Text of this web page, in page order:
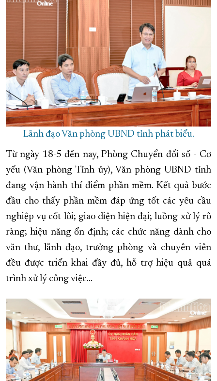
Lãnh đạo Văn phòng UBND tỉnh phát biểu.
Từ ngày 18-5 đến nay, Phòng Chuyển đổi số - Cơ
yếu (Văn phòng Tỉnh ủy), Văn phòng UBND tỉnh
đang vận hành thí điểm phần mềm. Kết quả bước
đầu cho thấy phần mềm đáp ứng tốt các yêu cầu
nghiệp vụ cốt lõi; giao diện hiện đại; luồng xử lý rõ
ràng; hiệu năng ổn định; các chức năng dành cho
văn thư, lãnh đạo, trưởng phòng và chuyên viên
đều được triển khai đầy đủ, hỗ trợ hiệu quả quá
trình xử lý công việc…